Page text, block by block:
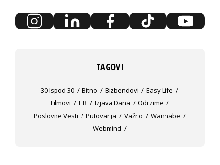
TAGOVI
30 Ispod 30 Bitno Bizbendovi
Easy Life
Filmovi
HR Izjava Dana
Odrzime
Poslovne Vesti
Putovanja Važno
Wannabe
Webmind